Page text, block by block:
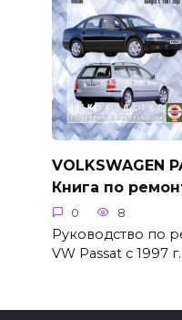
VOLKSWAGEN
Книга по
0 8
Руководство по
VW Passat с 1997 г.